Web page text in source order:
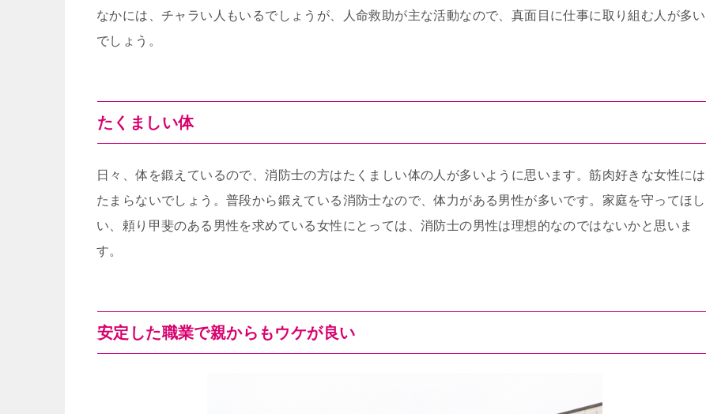
なかには、チャラい人もいるでしょうが、人命救助が主な活動なので、真面目に仕事に取り組む人が多い
でしょう。
たくましい体
日々、体を鍛えているので、消防士の方はたくましい体の人が多いように思います。筋肉好きな女性には
たまらないでしょう。普段から鍛えている消防士なので、体力がある男性が多いです。家庭を守ってほし
い、頼り甲斐のある男性を求めている女性にとっては、消防士の男性は理想的なのではないかと思いま
す。
安定した職業で親からもウケが良い